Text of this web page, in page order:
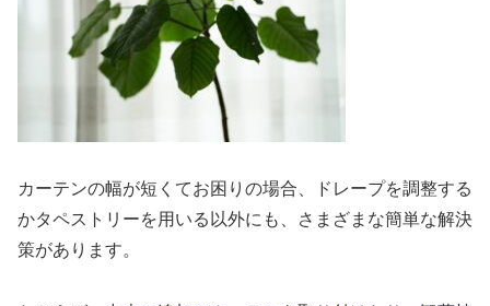
カーテンの幅が短くてお困りの場合、ドレープを調整する
かタペストリーを用いる以外にも、さまざまな簡単な解決
策があります。